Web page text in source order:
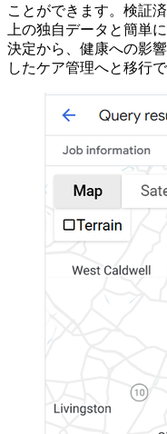
ことができます。検証
上の独自データと簡単
決定から、健康への影
したケア管理へと移行で